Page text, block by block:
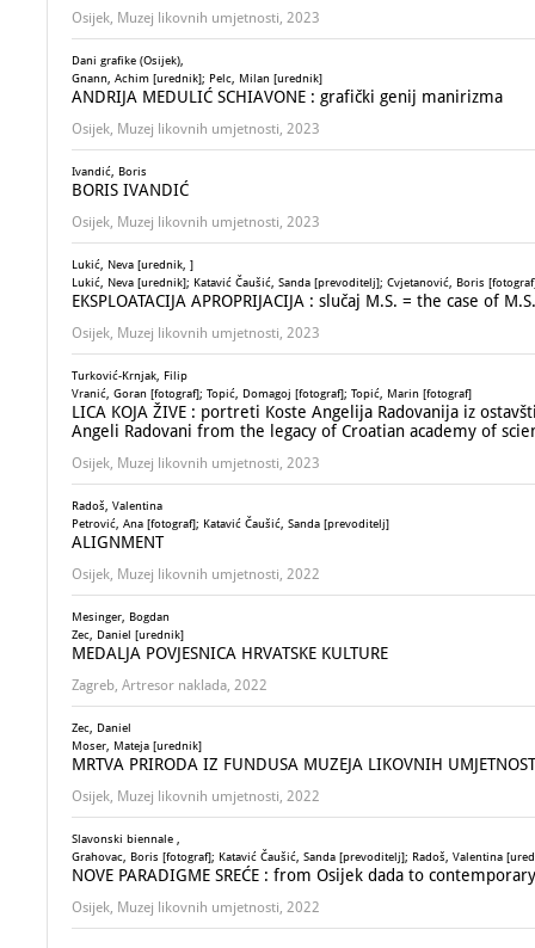
Osijek, Muzej likovnih umjetnosti, 2023
Dani grafike (Osijek),
Gnann, Achim [urednik]; Pelc, Milan [urednik]
ANDRIJA MEDULIĆ SCHIAVONE : grafički genij manirizma
Osijek, Muzej likovnih umjetnosti, 2023
Ivandić, Boris
BORIS IVANDIĆ
Osijek, Muzej likovnih umjetnosti, 2023
Lukić, Neva [urednik, ]
Lukić, Neva [urednik]; Katavić Čaušić, Sanda [prevoditelj]; Cvjetanović, Boris
EKSPLOATACIJA APROPRIJACIJA : slučaj M.S. = the case of
Osijek, Muzej likovnih umjetnosti, 2023
Turković-Krnjak, Filip
Vranić, Goran [fotograf]; Topić, Domagoj [fotograf]; Topić, Marin [fotograf]
LICA KOJA ŽIVE : portreti Koste Angelija Radovanija iz
Angeli Radovani from the legacy of Croatian academy of
Osijek, Muzej likovnih umjetnosti, 2023
Radoš, Valentina
Petrović, Ana [fotograf]; Katavić Čaušić, Sanda [prevoditelj]
ALIGNMENT
Osijek, Muzej likovnih umjetnosti, 2022
Mesinger, Bogdan
Zec, Daniel [urednik]
MEDALJA POVJESNICA HRVATSKE KULTURE
Zagreb, Artresor naklada, 2022
Zec, Daniel
Moser, Mateja [urednik]
MRTVA PRIRODA IZ FUNDUSA MUZEJA LIKOVNIH
Osijek, Muzej likovnih umjetnosti, 2022
Slavonski biennale ,
Grahovac, Boris [fotograf]; Katavić Čaušić, Sanda [prevoditelj]; Radoš, Valentina
NOVE PARADIGME SREĆE : from Osijek dada to
Osijek, Muzej likovnih umjetnosti, 2022